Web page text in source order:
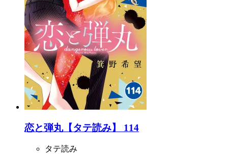
恋と弾丸【タテ読み】 114
タテ読み